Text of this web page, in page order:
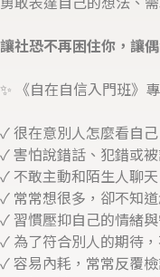
勇敢表達自己的想法、
讓社恐不再困住你，讓
✨ 《自在自信入門班》
✓ 很在意別人怎麼看自己
✓ 害怕說錯話、犯錯或
✓ 不敢主動和陌生人聊
✓ 常常想很多，卻不知道
✓ 習慣壓抑自己的情緒
✓ 為了符合別人的期待
✓ 容易內耗，常常反覆